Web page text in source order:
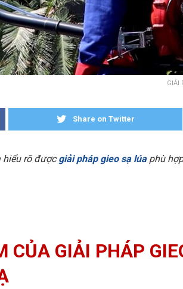
GIẢI
Share on Twitter
rõ được giải pháp gieo sạ lúaphù
CỦA GIẢI PHÁP